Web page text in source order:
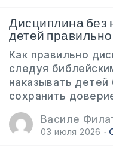
Дисциплина без
детей
Как правильно
следуя
наказывать детей
сохранить
Василе
03 июля 2026